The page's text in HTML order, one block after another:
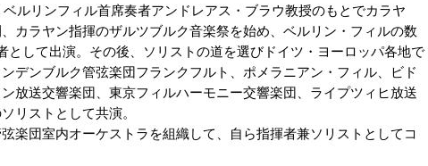
ルリンフィル首席奏者アンドレアス・ブラウ教授のもとでカラヤ
カラヤン指揮のザルツブルク音楽祭を始め、ベルリン・フィルの数
として出演。その後、ソリストの道を選びドイツ・ヨーロッパ各地で
デンブルク管弦楽団フランクフルト、ポメラニアン・フィル、ビド
放送交響楽団、東京フィルハーモニー交響楽団、ライプツィヒ放送
リストとして共演。
楽団室内オーケストラを組織して、自ら指揮者兼ソリストとしてコ